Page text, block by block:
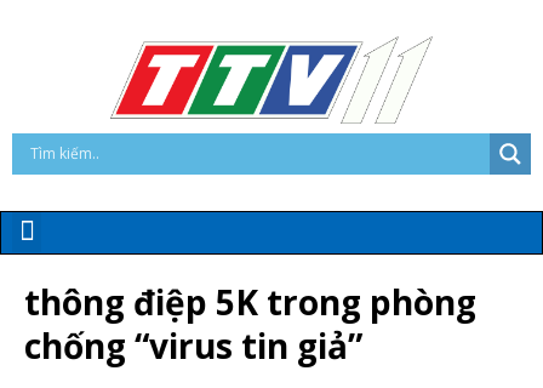
thông điệp 5K trong phòng
chống “virus tin giả”